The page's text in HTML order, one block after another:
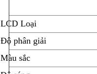
LCD Loại
Độ phân giải
Màu sắc